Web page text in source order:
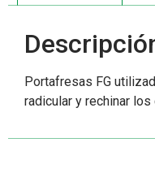
Portafresas FG
radicular y rechinar los